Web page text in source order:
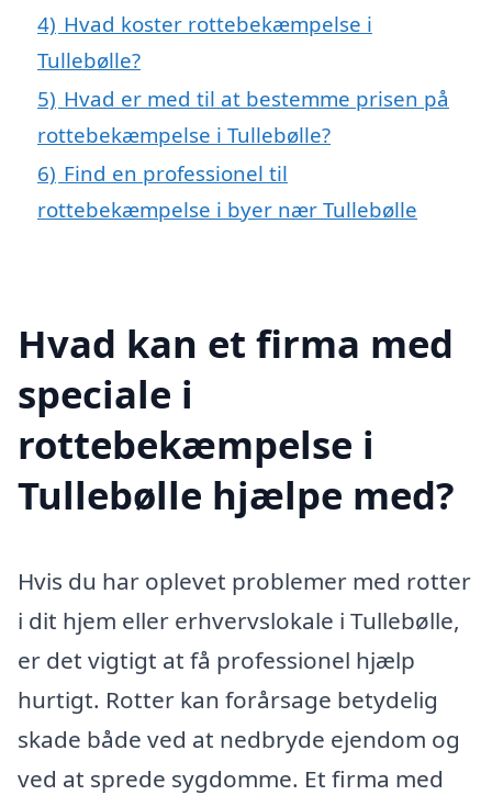
4) Hvad koster rottebekæmpelse i
Tullebølle?
5) Hvad er med til at bestemme prisen på
rottebekæmpelse i Tullebølle?
6) Find en professionel til
rottebekæmpelse i byer nær Tullebølle
Hvad kan et firma med
speciale i
rottebekæmpelse i
Tullebølle hjælpe med?
Hvis du har oplevet problemer med rotter
i dit hjem eller erhvervslokale i Tullebølle,
er det vigtigt at få professionel hjælp
hurtigt. Rotter kan forårsage betydelig
skade både ved at nedbryde ejendom og
ved at sprede sygdomme. Et firma med